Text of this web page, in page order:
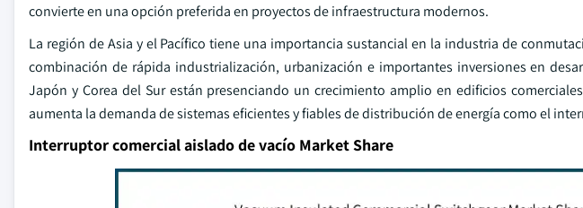
convierte en una opción preferida en proyectos de infraestructura modernos.
La región de Asia y el Pacífico tiene una importancia sustancial en la industria de
combinación de rápida industrialización, urbanización e importantes inversiones en
Japón y Corea del Sur están presenciando un crecimiento amplio en edificios
aumenta la demanda de sistemas eficientes y fiables de distribución de energía como el
Interruptor comercial aislado de vacío Market Share